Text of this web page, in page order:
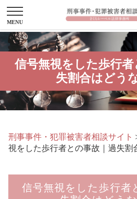
信号無視をした歩行者
失割合はどう
刑事事件・犯罪被害者相談サイト
視をした歩行者との事故｜過失割
信号無視をした歩行者